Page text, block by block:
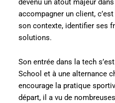
devenu un atout majeur
accompagner un client,
son contexte, identifier ses
solutions.
Son entrée dans la tech
School et à une alternance
encourage la pratique
départ, il a vu de